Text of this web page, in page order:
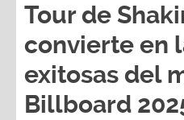
Tour de
convierte en
exitosas del
Billboard